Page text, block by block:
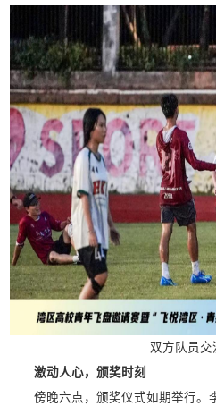
双方队员交
激动人心，颁奖时刻
傍晚六点，颁奖仪式如期举行。